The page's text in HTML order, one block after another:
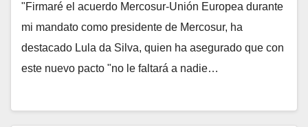
"Firmaré el acuerdo Mercosur-Unión Europea durante
mi mandato como presidente de Mercosur, ha
destacado Lula da Silva, quien ha asegurado que con
este nuevo pacto "no le faltará a nadie…